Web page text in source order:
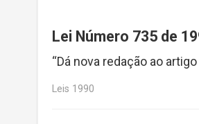
Lei Número 735 de
“Dá nova redação ao
Leis 1990